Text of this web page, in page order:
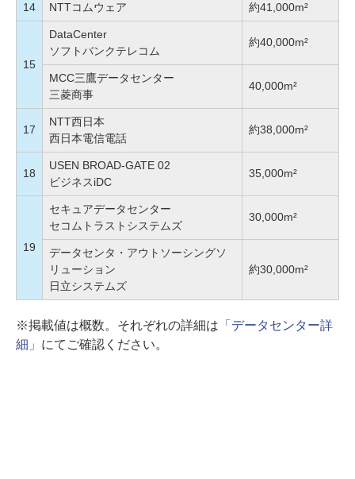
14 NTTコムウェア 約41,000m²
15
DataCenter
ソフトバンクテレコム
約40,000m²
MCC三鷹データセンター
三菱商事
40,000m²
17
NTT西日本
西日本電信電話
約38,000m²
18
USEN BROAD-GATE 02
ビジネスiDC
35,000m²
19
セキュアデータセンター
セコムトラストシステムズ
30,000m²
データセンタ・アウトソーシングソ
リューション
日立システムズ
約30,000m²
※掲載値は概数。それぞれの詳細は 「データセンター詳
細」 にてご確認ください。